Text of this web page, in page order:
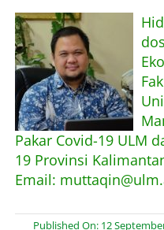
Pakar Covid-19 ULM
19 Provinsi
Email:
Published On: 12